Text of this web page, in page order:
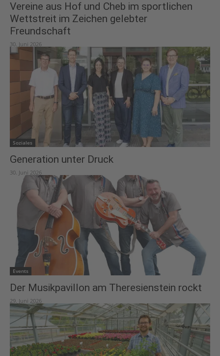
Vereine aus Hof und Cheb im sportlichen
Wettstreit im Zeichen gelebter
Freundschaft
30. Juni 2026
Soziales
Generation unter Druck
30. Juni 2026
Events
Der Musikpavillon am Theresienstein rockt
29. Juni 2026